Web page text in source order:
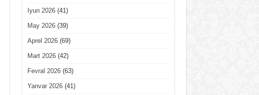
Iyun 2026(41)
May 2026(39)
Aprel 2026(69)
Mart 2026(42)
Fevral 2026(63)
Yanvar 2026(41)